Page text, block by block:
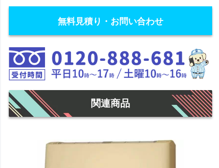
無料見積り・お問い合わせ
関連商品